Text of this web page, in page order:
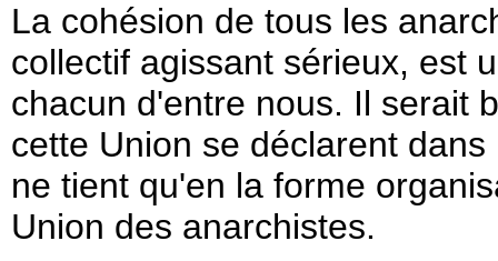
La cohésion de tous les
collectif agissant sérieux, est
chacun d'entre nous. Il serait
cette Union se déclarent
ne tient qu'en la forme
Union des anarchistes.